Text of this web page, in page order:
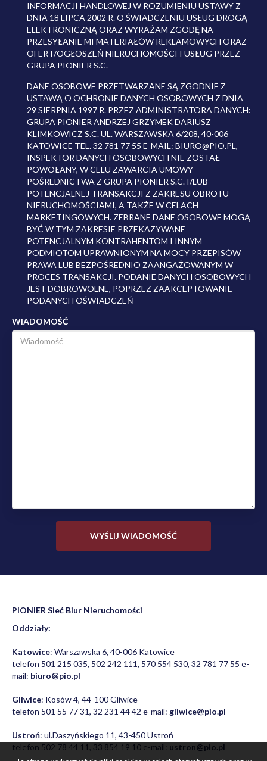
INFORMACJI HANDLOWEJ W ROZUMIENIU USTAWY Z
DNIA 18 LIPCA 2002 R. O ŚWIADCZENIU USŁUG DROGĄ
ELEKTRONICZNĄ ORAZ WYRAŻAM ZGODĘ NA
PRZESYŁANIE MI MATERIAŁÓW REKLAMOWYCH ORAZ
OFERT/OGŁOSZEŃ NIERUCHOMOŚCI I USŁUG PRZEZ
GRUPA PIONIER S.C.
DANE OSOBOWE PRZETWARZANE SĄ ZGODNIE Z
USTAWĄ O OCHRONIE DANYCH OSOBOWYCH Z DNIA
29 SIERPNIA 1997 R. PRZEZ ADMINISTRATORA DANYCH:
GRUPA PIONIER ANDRZEJ GRZYMEK DARIUSZ
KLIMKOWICZ S.C. UL. WARSZAWSKA 6/208, 40-006
KATOWICE TEL. 32 781 77 55 E-MAIL: BIURO@PIO.PL,
INSPEKTOR DANYCH OSOBOWYCH NIE ZOSTAŁ
POWOŁANY, W CELU ZAWARCIA UMOWY
POŚREDNICTWA Z GRUPA PIONIER S.C. I/LUB
POTENCJALNEJ TRANSAKCJI Z ZAKRESU OBROTU
NIERUCHOMOŚCIAMI, A TAKŻE W CELACH
MARKETINGOWYCH. ZEBRANE DANE OSOBOWE MOGĄ
BYĆ W TYM ZAKRESIE PRZEKAZYWANE
POTENCJALNYM KONTRAHENTOM I INNYM
PODMIOTOM UPRAWNIONYM NA MOCY PRZEPISÓW
PRAWA LUB BEZPOŚREDNIO ZAANGAŻOWANYM W
PROCES TRANSAKCJI. PODANIE DANYCH OSOBOWYCH
JEST DOBROWOLNE, POPRZEZ ZAAKCEPTOWANIE
PODANYCH OŚWIADCZEŃ
WIADOMOŚĆ
PIONIER Sieć Biur Nieruchomości
Oddziały:
Katowice: Warszawska 6, 40-006 Katowice
telefon 501 215 035, 502 242 111, 570 554 530, 32 781 77 55 e-
mail: biuro@pio.pl
Gliwice: Kosów 4, 44-100 Gliwice
telefon 501 55 77 31, 32 231 44 42 e-mail: gliwice@pio.pl
Ustroń: ul.Daszyńskiego 11, 43-450 Ustroń
telefon 502 78 44 11, 33 854 19 10 e-mail: ustron@pio.pl